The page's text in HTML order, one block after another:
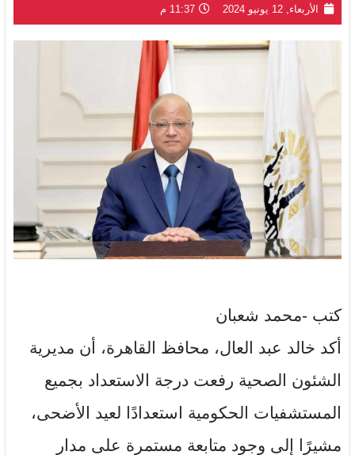
الأربعاء, 12 يونيو 2024 11:37 م
كتب -محمد شعبان
أكد خالد عبد العال، محافظ القاهرة، أن مديرية
الشئون الصحية رفعت درجة الاستعداد بجميع
المستشفيات الحكومية استعدادًا لعيد الأضحى،
مشيرًا إلى وجود متابعة مستمرة على مدار